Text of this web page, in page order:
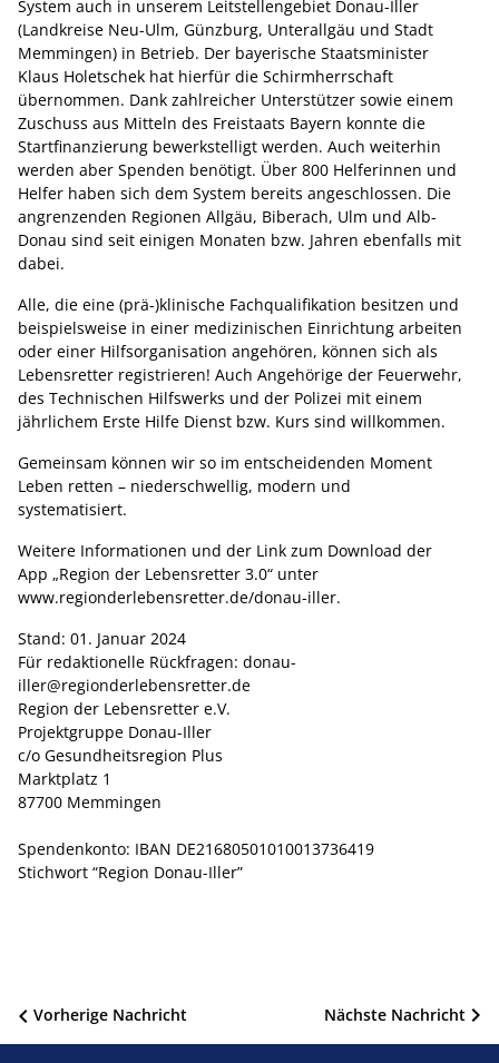
System auch in unserem Leitstellengebiet Donau-Iller
(Landkreise Neu-Ulm, Günzburg, Unterallgäu und Stadt
Memmingen) in Betrieb. Der bayerische Staatsminister
Klaus Holetschek hat hierfür die Schirmherrschaft
übernommen. Dank zahlreicher Unterstützer sowie einem
Zuschuss aus Mitteln des Freistaats Bayern konnte die
Startfinanzierung bewerkstelligt werden. Auch weiterhin
werden aber Spenden benötigt. Über 800 Helferinnen und
Helfer haben sich dem System bereits angeschlossen. Die
angrenzenden Regionen Allgäu, Biberach, Ulm und Alb-
Donau sind seit einigen Monaten bzw. Jahren ebenfalls mit
dabei.
Alle, die eine (prä-)klinische Fachqualifikation besitzen und
beispielsweise in einer medizinischen Einrichtung arbeiten
oder einer Hilfsorganisation angehören, können sich als
Lebensretter registrieren! Auch Angehörige der Feuerwehr,
des Technischen Hilfswerks und der Polizei mit einem
jährlichem Erste Hilfe Dienst bzw. Kurs sind willkommen.
Gemeinsam können wir so im entscheidenden Moment
Leben retten – niederschwellig, modern und
systematisiert.
Weitere Informationen und der Link zum Download der
App „Region der Lebensretter 3.0“ unter
www.regionderlebensretter.de/donau-iller.
Stand: 01. Januar 2024
Für redaktionelle Rückfragen: donau-
iller@regionderlebensretter.de
Region der Lebensretter e.V.
Projektgruppe Donau-Iller
c/o Gesundheitsregion Plus
Marktplatz 1
87700 Memmingen
Spendenkonto: IBAN DE21680501010013736419
Stichwort “Region Donau-Iller”
Beitragsnavigation Nächste Nachricht
Vorherige Nachricht